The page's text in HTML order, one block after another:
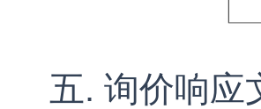
五. 询价响应